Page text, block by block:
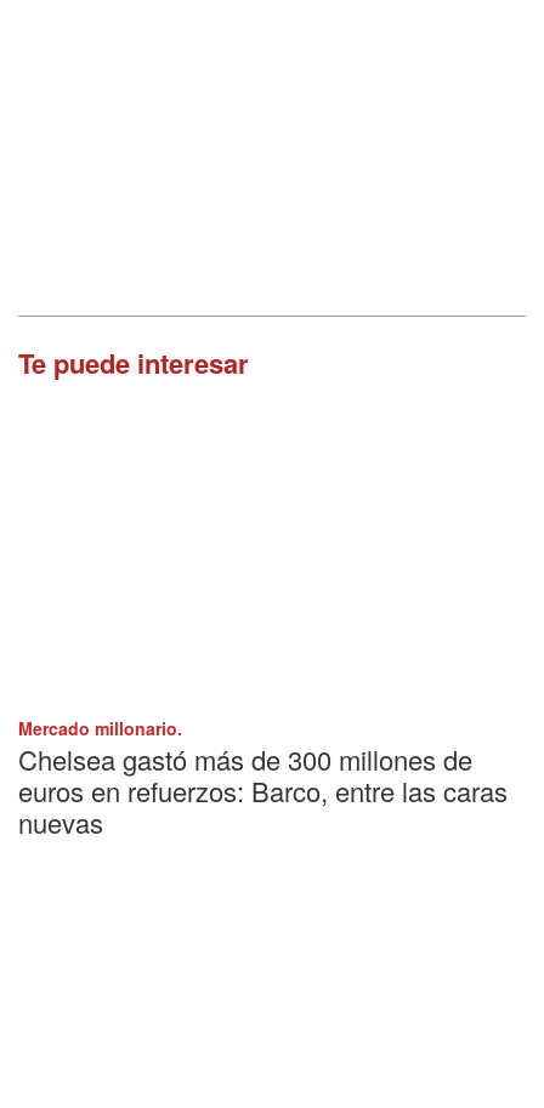
Te puede interesar
Mercado millonario.
Chelsea gastó más de 300 millones de
euros en refuerzos: Barco, entre las caras
nuevas